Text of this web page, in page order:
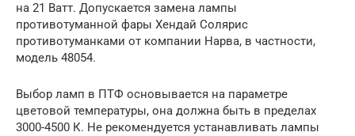
на 21 Ватт. Допускается замена лампы
противотуманной фары Хендай Солярис
противотуманками от компании Нарва, в частности,
модель 48054.
Выбор ламп в ПТФ основывается на параметре
цветовой температуры, она должна быть в пределах
3000-4500 К. Не рекомендуется устанавливать лампы